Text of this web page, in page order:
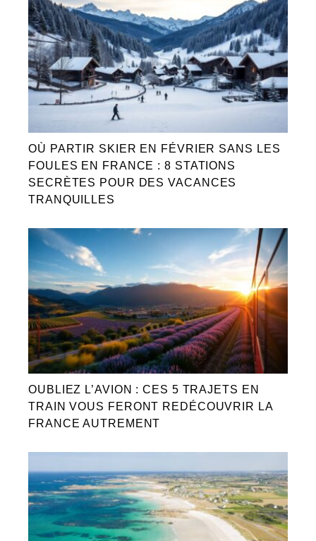
OÙ PARTIR SKIER EN FÉVRIER SANS LES
FOULES EN FRANCE : 8 STATIONS
SECRÈTES POUR DES VACANCES
TRANQUILLES
OUBLIEZ L’AVION : CES 5 TRAJETS EN
TRAIN VOUS FERONT REDÉCOUVRIR LA
FRANCE AUTREMENT